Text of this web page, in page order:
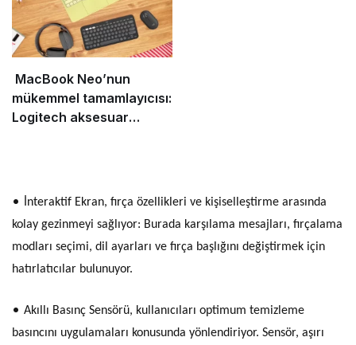
MacBook Neo’nun
mükemmel tamamlayıcısı:
Logitech aksesuar
• İnteraktif Ekran, fırça özellikleri ve kişiselleştirme arasında
kolay gezinmeyi sağlıyor: Burada karşılama mesajları, fırçalama
modları seçimi, dil ayarları ve fırça başlığını değiştirmek için
hatırlatıcılar bulunuyor.
•Akıllı Basınç Sensörü, kullanıcıları optimum temizleme
basıncını uygulamaları konusunda yönlendiriyor. Sensör, aşırı